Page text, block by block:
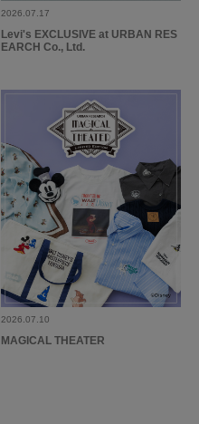
2026.07.17
Levi's EXCLUSIVE at URBAN RES
EARCH Co., Ltd.
2026.07.10
MAGICAL THEATER